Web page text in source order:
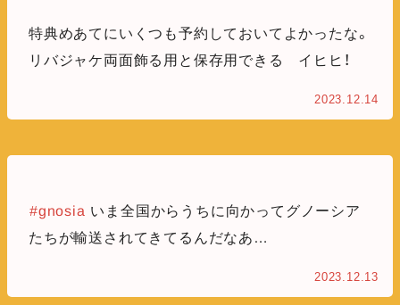
特典めあてにいくつも予約しておいてよかったな。
リバジャケ両面飾る用と保存用できる イヒヒ！
2023.12.14
#gnosia いま全国からうちに向かってグノーシア
たちが輸送されてきてるんだなあ…
2023.12.13